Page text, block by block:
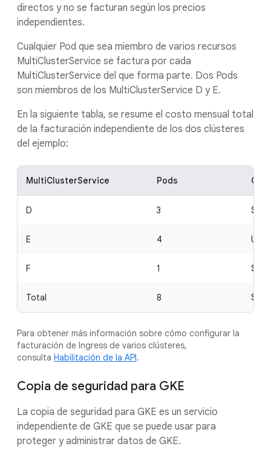
directos y no se facturan según los precios
independientes.
Cualquier Pod que sea miembro de varios recursos
MultiClusterService se factura por cada
MultiClusterService del que forma parte. Dos Pods
son miembros de los MultiClusterService D y E.
En la siguiente tabla, se resume el costo mensual total
de la facturación independiente de los dos clústeres
del ejemplo:
MultiClusterService Pods
D 3 $9
E 4 USD
F 1 $3
Total 8 $24
Para obtener más información sobre cómo configurar la
facturación de Ingress de varios clústeres,
consulta Habilitación de la API.
Copia de seguridad para GKE
La copia de seguridad para GKE es un servicio
independiente de GKE que se puede usar para
proteger y administrar datos de GKE.